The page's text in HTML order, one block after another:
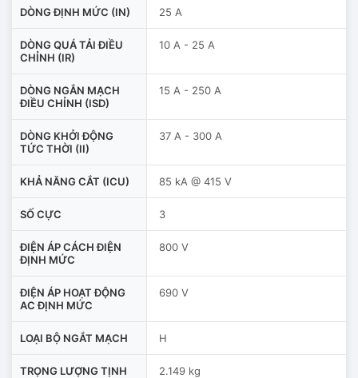
DÒNG ĐỊNH MỨC (IN) 25 A
DÒNG QUÁ TẢI ĐIỀU
CHỈNH (IR)
10 A - 25 A
DÒNG NGẮN MẠCH
ĐIỀU CHỈNH (ISD)
15 A - 250 A
DÒNG KHỞI ĐỘNG
TỨC THỜI (II)
37 A - 300 A
KHẢ NĂNG CẮT (ICU) 85 kA @ 415 V
SỐ CỰC 3
ĐIỆN ÁP CÁCH ĐIỆN
ĐỊNH MỨC
800 V
ĐIỆN ÁP HOẠT ĐỘNG
AC ĐỊNH MỨC
690 V
LOẠI BỘ NGẮT MẠCH H
TRỌNG LƯỢNG TỊNH 2.149 kg